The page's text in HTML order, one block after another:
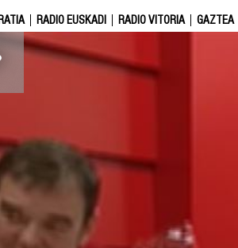
RADIO EUSKADI RADIO VITORIA GAZTEA